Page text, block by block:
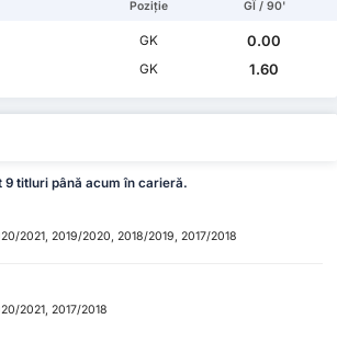
Poziție GÎ / 90'
GK
0.00
GK 1.60
9 titluri până acum în carieră.
2021, 2019/2020, 2018/2019, 2017/2018
2021, 2017/2018